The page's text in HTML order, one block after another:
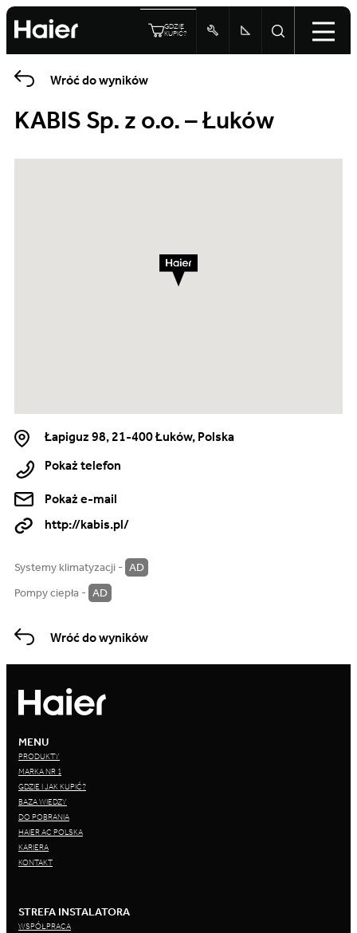
GDZIE
KUPIĆ?
Wróć do wyników
KABIS Sp. z o.o. – Łuków
Łapiguz 98, 21-400 Łuków, Polska
Pokaż telefon
http://kabis.pl/
Pokaż e-mail
Systemy klimatyzacji - AD
Pompy ciepła - AD
Wróć do wyników
MENU
PRODUKTY
MARKA NR 1
GDZIE I JAK KUPIĆ?
BAZA WIEDZY
DO POBRANIA
HAIER AC POLSKA
KARIERA
KONTAKT
STREFA INSTALATORA
WSPÓŁPRACA